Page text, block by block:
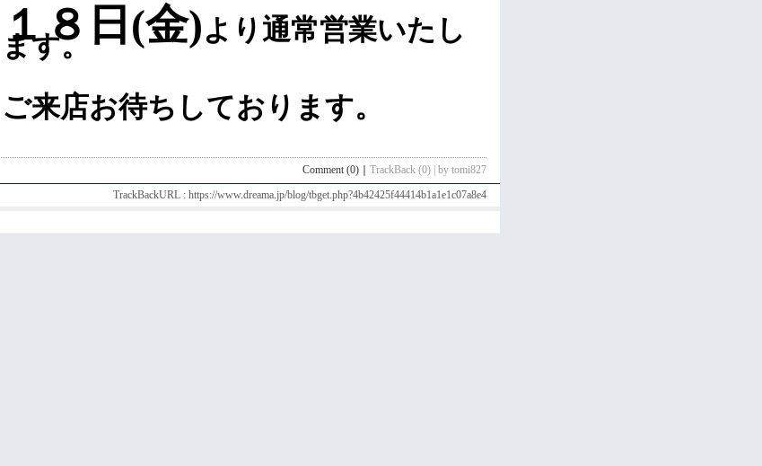
１８日(金)より通常営業いたし
ます。
ご来店お待ちしております。
Comment (0)
TrackBack (0) | by tomi827
TrackBackURL : https://www.dreama.jp/blog/tbget.php?4b42425f44414b1a1e1c07a8e4